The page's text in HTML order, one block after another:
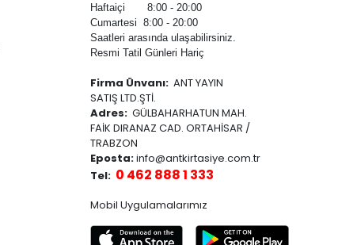
Haftaiçi 8:00 - 20:00
Cumartesi 8:00 - 20:00
Saatleri arasında ulaşabilirsiniz.
Resmi Tatil Günleri Hariç
Firma Ünvanı: ANT YAYIN
SATIŞ LTD.ŞTİ.
Adres: GÜLBAHARHATUN MAH.
FAİK DIRANAZ CAD. ORTAHİSAR /
TRABZON
Eposta:info@antkirtasiye.com.tr
Tel: 0 462 888 1 333
Mobil Uygulamalarımız